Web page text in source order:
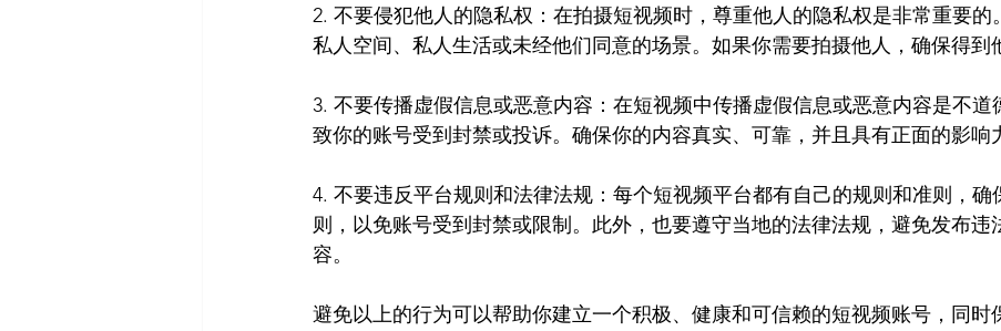
2. 不要侵犯他人的隐私权：在拍摄短视频时，尊重他人的隐私权是非常重要的
私人空间、私人生活或未经他们同意的场景。如果你需要拍摄他人，确保得到
3. 不要传播虚假信息或恶意内容：在短视频中传播虚假信息或恶意内容是不道
致你的账号受到封禁或投诉。确保你的内容真实、可靠，并且具有正面的影响
4. 不要违反平台规则和法律法规：每个短视频平台都有自己的规则和准则，确
则，以免账号受到封禁或限制。此外，也要遵守当地的法律法规，避免发布违
容。
避免以上的行为可以帮助你建立一个积极、健康和可信赖的短视频账号，同时